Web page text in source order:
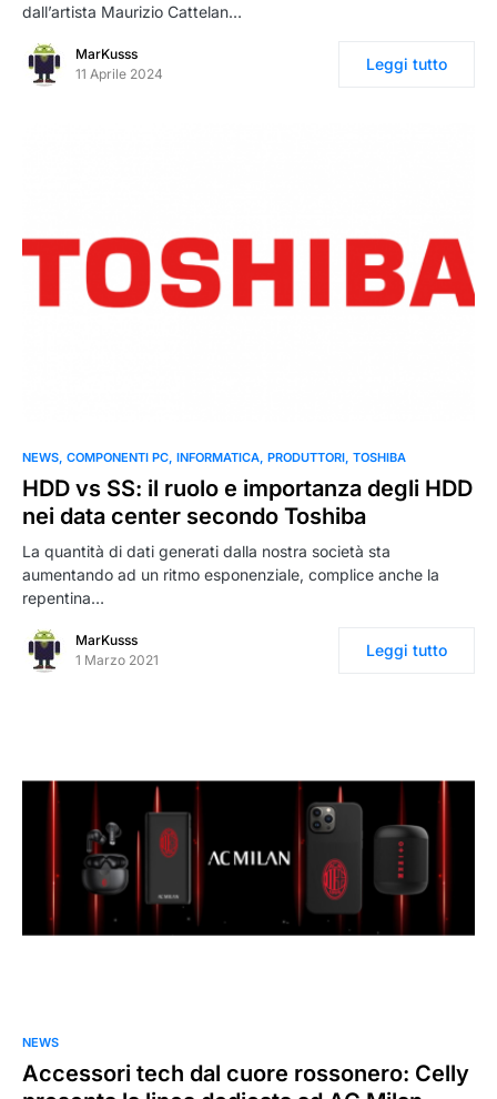
dall’artista Maurizio Cattelan…
MarKusss
11 Aprile 2024
Leggi tutto
NEWS COMPONENTI PC INFORMATICA PRODUTTORI TOSHIBA
HDD vs SS: il ruolo e importanza degli HDD
nei data center secondo Toshiba
La quantità di dati generati dalla nostra società sta
aumentando ad un ritmo esponenziale, complice anche la
repentina…
MarKusss
1 Marzo 2021
Leggi tutto
NEWS
Accessori tech dal cuore rossonero: Celly